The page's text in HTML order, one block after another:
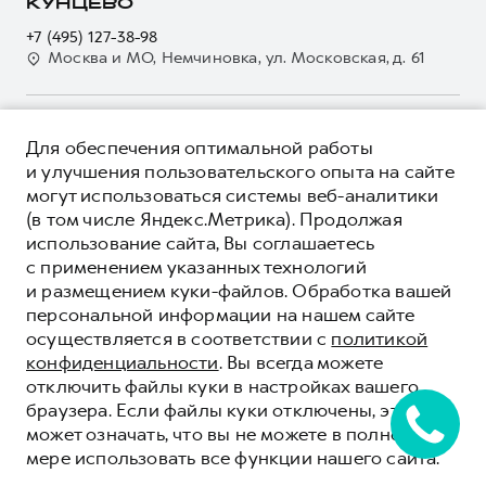
Кредит
Для малого бизнеса
Система управления автопарком
Сервис для корпоративных клиентов
HAVAL Лизинг
Автомобильные аксессуары
Коллекция PRO
Коллекция Базовая
Коллекция Детская
Электронный ПТС
GWM Безопасность
Мобильное приложение GWM
Программа «HAVAL Защита+»
Руководства по эксплуатации
Подписки
Автомобильные аксессуары
Коллекция PRO
Коллекция Базовая
Коллекция Детская
Наша команда
Контакты
КУНЦЕВО
+7 (495) 127-38-98
Москва и МО, Немчиновка, ул. Московская, д. 61
ЦЕНЫ И ВЫГОДЫ
ЮРИДИЧЕСКАЯ ИНФОРМАЦИЯ
Вся представленная на сайте информация, касающаяся
автомобилей и сервисного обслуживания, носит
информационный характер и не является публичной офертой.
Все цены, указанные на данном сайте, носят информационный
характер и являются максимально рекомендуемыми
розничными ценами по расчетам дистрибьютора (ООО «Грейт
Волл Мотор Рус»). Для получения подробной информации
просьба обращаться к ближайшему официальному дилеру ООО
«Грейт Волл Мотор Рус» либо по телефону Горячей линии 8 (800)
511-59-86, либо на сайте. Опубликованная на данном сайте
информация может быть изменена в любое время без
****На некоторых автомобилях HAVAL может отсутствовать
система / устройство вызова экстренных оперативных служб
(блок ЭРА-ГЛОНАСС).
Показать все
© 2026 ООО «Грейт Волл Мотор Рус»
© 2026 ООО «ТЦ «Кунцево Лимитед»
Политика конфиденциальности
Юридическая информация
Для обеспечения оптимальной работы
и улучшения пользовательского опыта на сайте
могут использоваться системы веб-аналитики
(в том числе Яндекс.Метрика). Продолжая
использование сайта, Вы соглашаетесь
с применением указанных технологий
и размещением куки-файлов. Обработка вашей
персональной информации на нашем сайте
осуществляется в соответствии с политикой
конфиденциальности. Вы всегда можете
отключить файлы куки в настройках вашего
браузера. Если файлы куки отключены, это
может означать, что вы не можете в полной
мере использовать все функции нашего сайта.